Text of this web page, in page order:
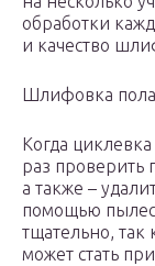
обработки
и качество
Шлифовка пола
Когда
раз проверить
а также –
помощью
тщательно, так
может стать